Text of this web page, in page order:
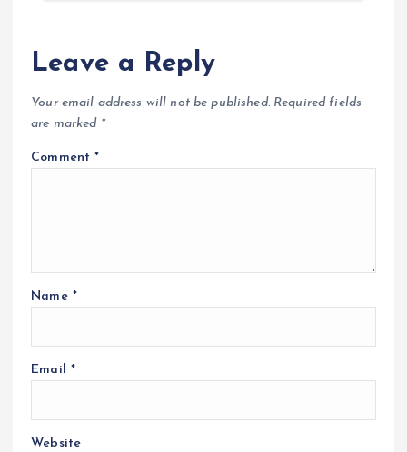
Leave a Reply
Your email address will not be published. Required fields
are marked *
Comment*
Name *
Email *
Website